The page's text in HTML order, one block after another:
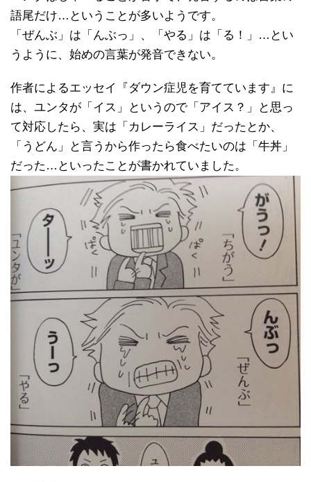
語尾だけ…ということが多いようです。
「ぜんぶ」は「んぶっ」、「やる」は「る！」…とい
うように、始めの言葉が発音できない。
作者によるエッセイ『ダウン症児を育てています』に
は、ユンタが「イス」というので「アイス？」と思っ
て対応したら、実は「カレーライス」だったとか、
「うどん」と言うから作ったら食べたいのは「牛丼」
だった…といったことが書かれていました。